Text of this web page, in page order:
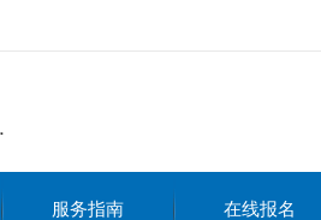
服务指南 在线报名